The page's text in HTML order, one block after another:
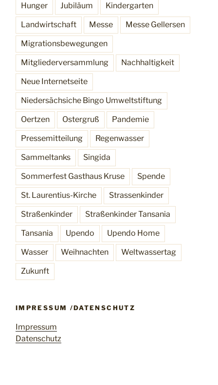
Hunger Jubiläum Kindergarten
Landwirtschaft Messe Messe Gellersen
Migrationsbewegungen
Mitgliederversammlung Nachhaltigkeit
Neue Internetseite
Niedersächsiche Bingo Umweltstiftung
Oertzen Ostergruß Pandemie
Pressemitteilung Regenwasser
Sammeltanks Singida
Sommerfest Gasthaus Kruse Spende
St. Laurentius-Kirche Strassenkinder
Straßenkinder Straßenkinder Tansania
Tansania Upendo Upendo Home
Wasser Weihnachten Weltwassertag
Zukunft
IMPRESSUM /DATENSCHUTZ
Impressum
Datenschutz